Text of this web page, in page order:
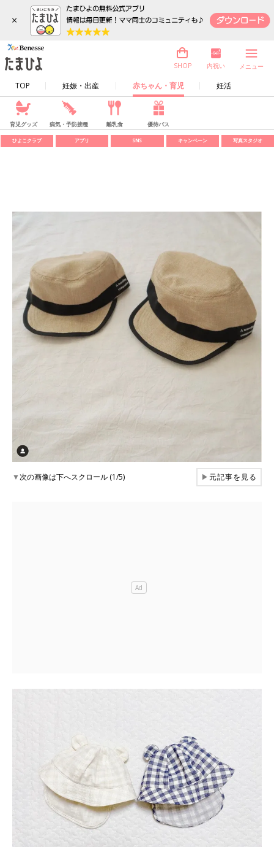
×
TOP 妊娠・出産 赤ちゃん・育児 妊活
SHOP 内祝い メニュー
育児グッズ 病気・予防接種 離乳食 優待パス
ひよこクラブ アプリ SNS キャンペーン 写真スタジオ
▼次の画像は下へスクロール (1/5) ▶元記事を見る